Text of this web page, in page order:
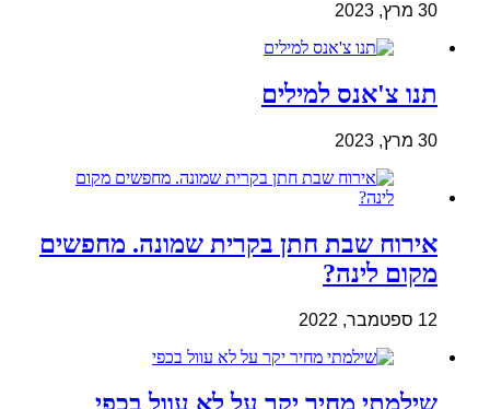
30 מרץ, 2023
תנו צ'אנס למילים
30 מרץ, 2023
אירוח שבת חתן בקרית שמונה. מחפשים
מקום לינה?
12 ספטמבר, 2022